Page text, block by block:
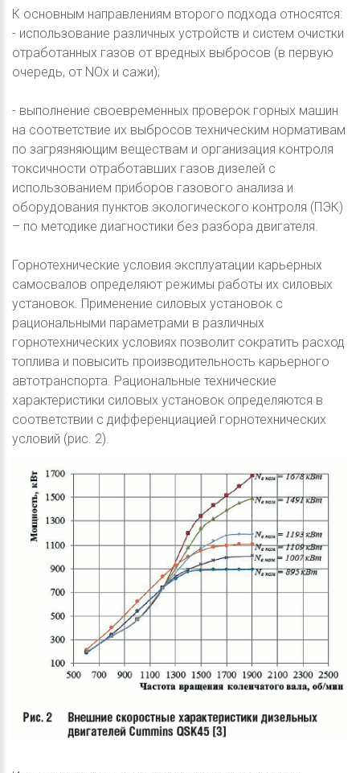
К основным направлениям второго подхода относятся:
- использование различных устройств и систем очистки
отработанных газов от вредных выбросов (в первую
очередь, от NOx и сажи);
- выполнение своевременных проверок горных машин
на соответствие их выбросов техническим нормативам
по загрязняющим веществам и организация контроля
токсичности отработавших газов дизелей с
использованием приборов газового анализа и
оборудования пунктов экологического контроля (ПЭК)
– по методике диагностики без разбора двигателя.
Горнотехнические условия эксплуатации карьерных
самосвалов определяют режимы работы их силовых
установок. Применение силовых установок с
рациональными параметрами в различных
горнотехнических условиях позволит сократить расход
топлива и повысить производительность карьерного
автотранспорта. Рациональные технические
характеристики силовых установок определяются в
соответствии с дифференциацией горнотехнических
условий (рис. 2).